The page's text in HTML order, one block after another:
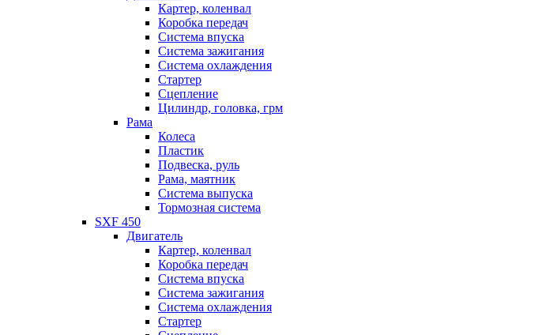
Картер, коленвал
Коробка передач
Система впуска
Система зажигания
Система охлаждения
Стартер
Сцепление
Цилиндр, головка, грм
Рама
Колеса
Пластик
Подвеска, руль
Рама, маятник
Система выпуска
Тормозная система
SXF 450
Двигатель
Картер, коленвал
Коробка передач
Система впуска
Система зажигания
Система охлаждения
Стартер